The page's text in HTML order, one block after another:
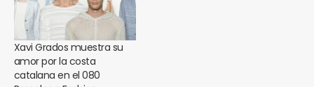
Xavi Grados muestra su
amor por la costa
catalana en el 080